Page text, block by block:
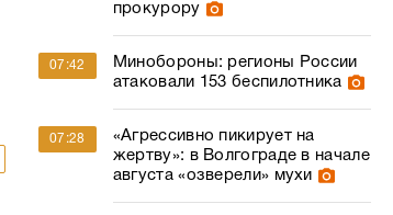
прокурору
07:42
Минобороны: регионы России
атаковали 153 беспилотника
07:28
«Агрессивно пикирует на
жертву»: в Волгограде в начале
августа «озверели» мухи